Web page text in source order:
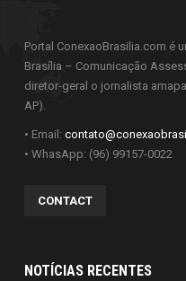
Portal ConexaoBrasilia.com é
Brasília – Comunicação
diretor-geral o jornalista
AP).
• Email:
• WhasApp: (96) 99157-0022
CONTACT
NOTÍCIAS RECENTES